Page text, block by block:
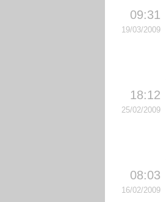
09:31
19/03/2009
18:12
25/02/2009
08:03
16/02/2009